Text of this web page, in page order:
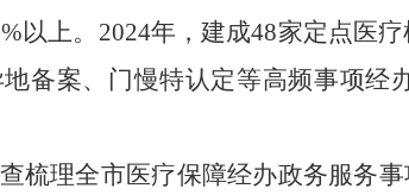
%以上。 2024年，建成48家定点医
备案、门慢特认定等高频事项经
梳理全市医疗保障经办政务服务